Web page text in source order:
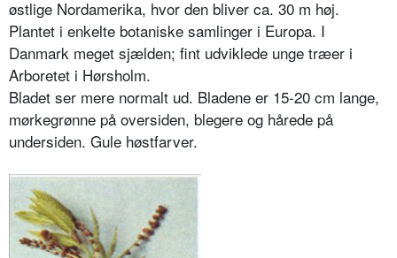
østlige Nordamerika, hvor den bliver ca. 30 m høj.
Plantet i enkelte botaniske samlinger i Europa. I
Danmark meget sjælden; fint udviklede unge træer i
Arboretet i Hørsholm.
Bladet ser mere normalt ud. Bladene er 15-20 cm lange,
mørkegrønne på oversiden, blegere og hårede på
undersiden. Gule høstfarver.